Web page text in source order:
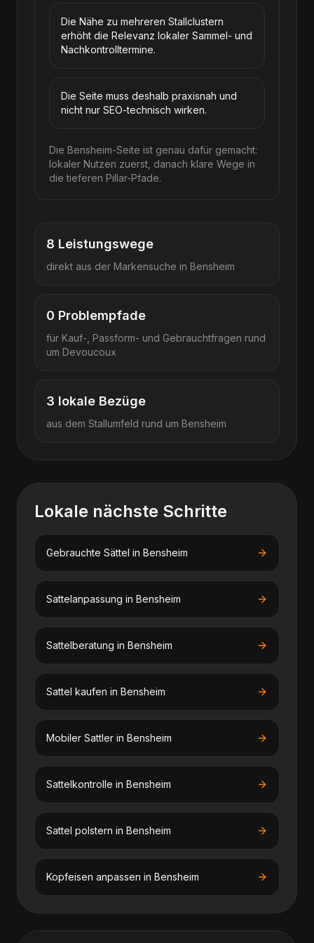
Die Nähe zu mehreren Stallclustern
erhöht die Relevanz lokaler Sammel- und
Nachkontrolltermine.
Die Seite muss deshalb praxisnah und
nicht nur SEO-technisch wirken.
Die Bensheim-Seite ist genau dafür gemacht:
lokaler Nutzen zuerst, danach klare Wege in
die tieferen Pillar-Pfade.
8 Leistungswege
direkt aus der Markensuche in Bensheim
0 Problempfade
für Kauf-, Passform- und Gebrauchtfragen rund
um Devoucoux
3 lokale Bezüge
aus dem Stallumfeld rund um Bensheim
Lokale nächste Schritte
Gebrauchte Sättel in Bensheim
Sattelanpassung in Bensheim
Sattelberatung in Bensheim
Sattel kaufen in Bensheim
Mobiler Sattler in Bensheim
Sattelkontrolle in Bensheim
Sattel polstern in Bensheim
Kopfeisen anpassen in Bensheim